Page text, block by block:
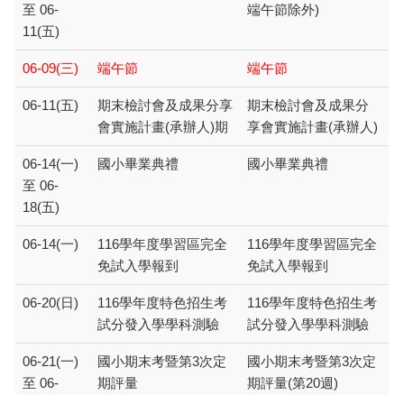
至 06-
11(五)
端午節除外)
06-09(三) 端午節 端午節
06-11(五)
期末檢討會及成果分享
會實施計畫(承辦人)期
期末檢討會及成果分
享會實施計畫(承辦人)
06-14(一)
至 06-
18(五)
國小畢業典禮 國小畢業典禮
06-14(一)
116學年度學習區完全
免試入學報到
116學年度學習區完全
免試入學報到
06-20(日)
116學年度特色招生考
試分發入學學科測驗
116學年度特色招生考
試分發入學學科測驗
06-21(一)
至 06-
國小期末考暨第3次定
期評量
國小期末考暨第3次定
期評量(第20週)